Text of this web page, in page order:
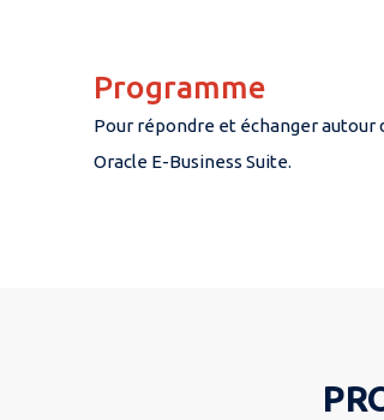
Programme
Pour répondre et échanger autour
Oracle E-Business Suite.